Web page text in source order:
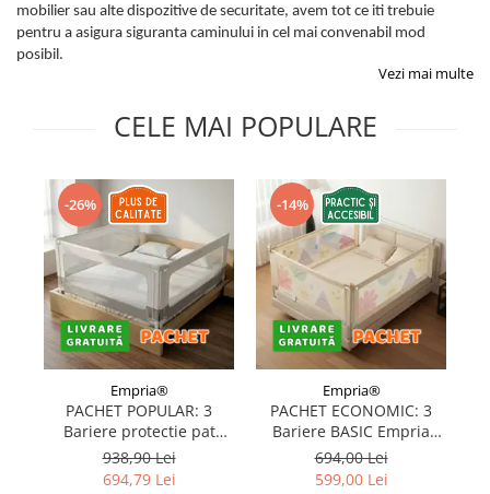
Protectii utile
Poarta siguranta copii
Protectii exterior
bebelusi
Echipament protectie bicicleta si
Accesorii auto copii
Haine & accesorii plaja
Haine plaja / inot
Palarii protectie UV
Accesorii plaja
Puericultura mare
mobilier sau alte dispozitive de securitate, avem tot ce iti trebuie
pentru a asigura siguranta caminului in cel mai convenabil mod
posibil.
Vezi mai multe
CELE MAI POPULARE
-26%
Empria®
PACHET POPULAR: 3
Bariere protectie pat
copii, SELECT, 160x200
cm
938,90 Lei
694,79 Lei
-14%
Empria®
PACHET ECONOMIC: 3
Bariere BASIC Empria
protectie pat 160X200 cm
+ bara stabilizatoare
694,00 Lei
599,00 Lei